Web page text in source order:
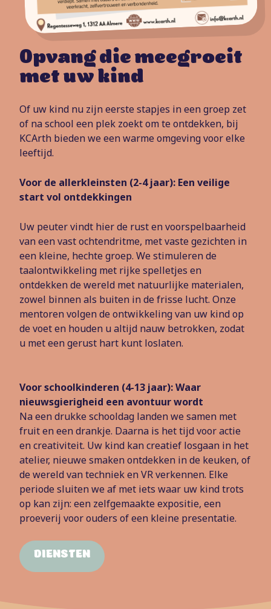
Opvang die meegroeit
met uw kind
Of uw kind nu zijn eerste stapjes in een groep zet
of na school een plek zoekt om te ontdekken, bij
KCArth bieden we een warme omgeving voor elke
leeftijd.
Voor de allerkleinsten (2-4 jaar): Een veilige
start vol ontdekkingen
Uw peuter vindt hier de rust en voorspelbaarheid
van een vast ochtendritme, met vaste gezichten in
een kleine, hechte groep. We stimuleren de
taalontwikkeling met rijke spelletjes en
ontdekken de wereld met natuurlijke materialen,
zowel binnen als buiten in de frisse lucht. Onze
mentoren volgen de ontwikkeling van uw kind op
de voet en houden u altijd nauw betrokken, zodat
u met een gerust hart kunt loslaten.
Voor schoolkinderen (4-13 jaar): Waar
nieuwsgierigheid een avontuur wordt
Na een drukke schooldag landen we samen met
fruit en een drankje. Daarna is het tijd voor actie
en creativiteit. Uw kind kan creatief losgaan in het
atelier, nieuwe smaken ontdekken in de keuken, of
de wereld van techniek en VR verkennen. Elke
periode sluiten we af met iets waar uw kind trots
op kan zijn: een zelfgemaakte expositie, een
proeverij voor ouders of een kleine presentatie.
DIENSTEN